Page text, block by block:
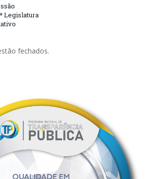
Legislatura
fechados.